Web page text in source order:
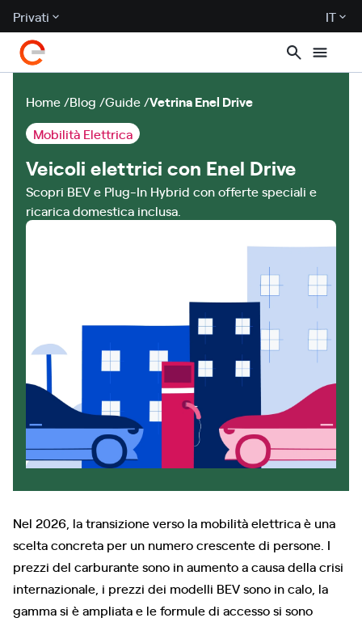
Privati IT
Home Blog Guide Vetrina Enel Drive
Mobilità Elettrica
Veicoli elettrici con Enel Drive
Scopri BEV e Plug-In Hybrid con offerte speciali e
ricarica domestica inclusa.
Nel 2026, la transizione verso la mobilità elettrica è una
scelta concreta per un numero crescente di persone. I
prezzi del carburante sono in aumento a causa della crisi
internazionale, i prezzi dei modelli BEV sono in calo, la
gamma si è ampliata e le formule di accesso si sono